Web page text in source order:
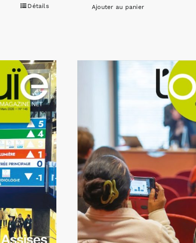
Détails Ajouter au panier